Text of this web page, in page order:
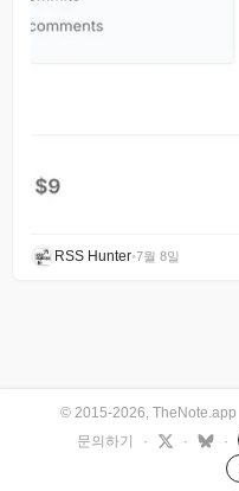
RSS Hunter•7월 8일
© 2015-2026, TheNote.app
문의하기
· · ·